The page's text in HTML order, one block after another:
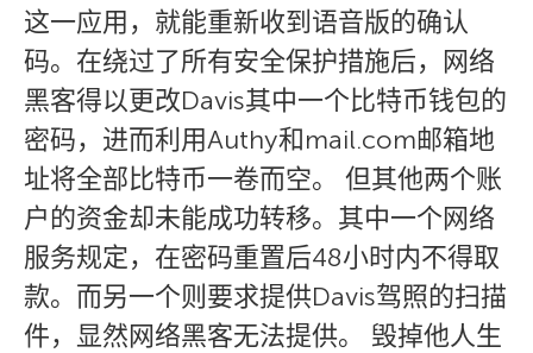
这一应用，就能重新收到语音版的确认
码。在绕过了所有安全保护措施后，网络
黑客得以更改Davis其中一个比特币钱包的
密码，进而利用Authy和mail.com邮箱地
址将全部比特币一卷而空。 但其他两个账
户的资金却未能成功转移。其中一个网络
服务规定，在密码重置后48小时内不得取
款。而另一个则要求提供Davis驾照的扫描
件，显然网络黑客无法提供。 毁掉他人生